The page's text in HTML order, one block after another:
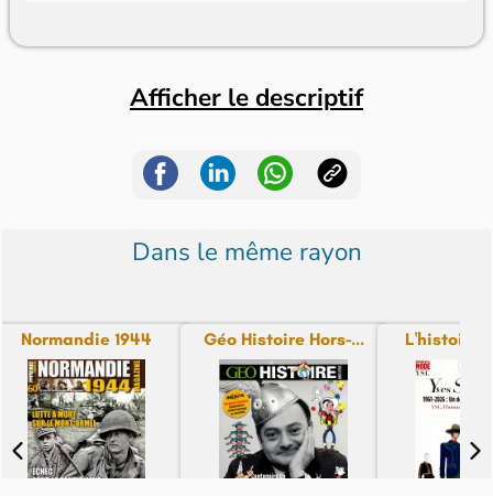
Afficher le descriptif
Dans le même rayon
Normandie 1944 Géo Histoire Hors-... L'histoire